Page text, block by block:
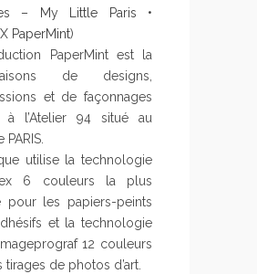
– My Little Paris •
PaperMint)
PaperMint est la
de designs,
et de façonnages
à l’Atelier 94 situé au
utilise la technologie
6 couleurs la plus
pour les papiers-peints
et la technologie
12 couleurs
tirages de photos d’art.